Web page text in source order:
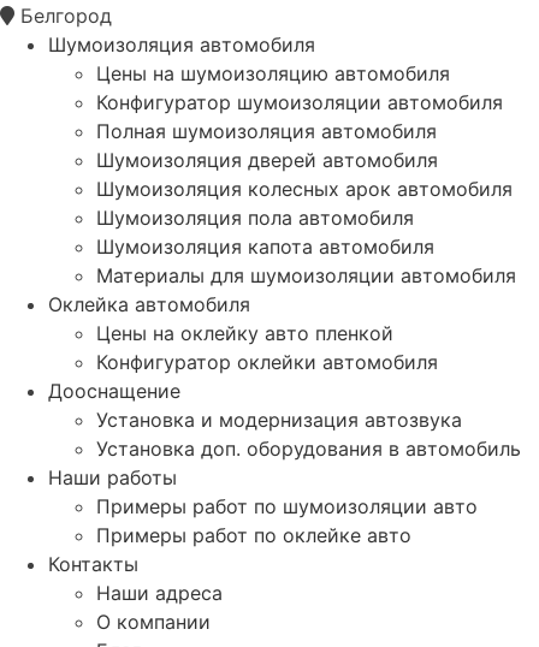
Белгород
Шумоизоляция автомобиля
Цены на шумоизоляцию автомобиля
Конфигуратор шумоизоляции автомобиля
Полная шумоизоляция автомобиля
Шумоизоляция дверей автомобиля
Шумоизоляция колесных арок автомобиля
Шумоизоляция пола автомобиля
Шумоизоляция капота автомобиля
Материалы для шумоизоляции автомобиля
Оклейка автомобиля
Цены на оклейку авто пленкой
Конфигуратор оклейки автомобиля
Дооснащение
Установка и модернизация автозвука
Установка доп. оборудования в автомобиль
Наши работы
Примеры работ по шумоизоляции авто
Примеры работ по оклейке авто
Контакты
Наши адреса
О компании